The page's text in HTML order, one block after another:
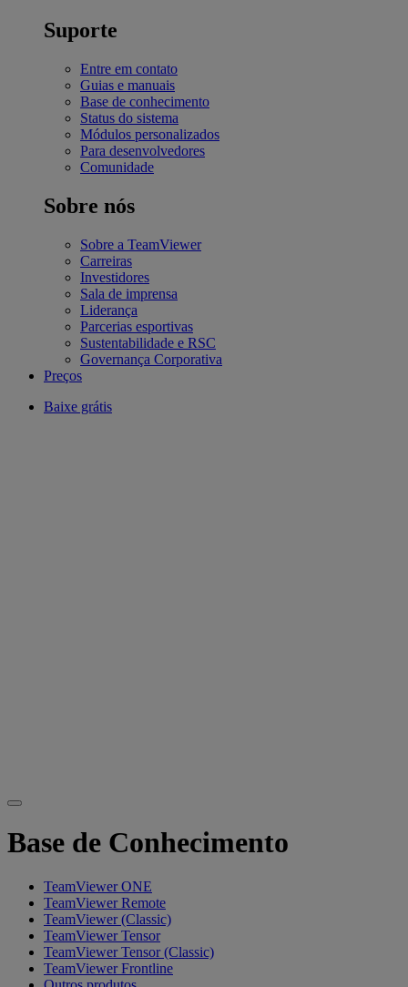
Suporte
Entre em contato
Guias e manuais
Base de conhecimento
Status do sistema
Módulos personalizados
Para desenvolvedores
Comunidade
Sobre nós
Sobre a TeamViewer
Carreiras
Investidores
Sala de imprensa
Liderança
Parcerias esportivas
Sustentabilidade e RSC
Governança Corporativa
Preços
Baixe grátis
Base de Conhecimento
TeamViewer ONE
TeamViewer Remote
TeamViewer (Classic)
TeamViewer Tensor
TeamViewer Tensor (Classic)
TeamViewer Frontline